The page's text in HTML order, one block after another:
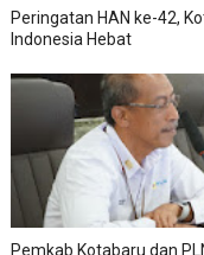
Peringatan HAN ke-42,
Indonesia Hebat
Pemkab Kotabaru dan